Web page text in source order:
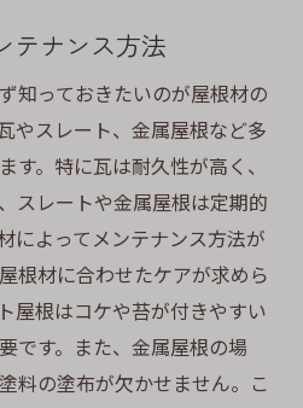
性が価格に与える影響
のコスト比較
ションの影響
に及ぼす変動
のために知っておくべき施
確認事項
性と方法
意点とコツ
テナンス方法
知っておきたいのが屋根材の
やスレート、金属屋根など多
す。特に瓦は耐久性が高く、
スレートや金属屋根は定期的
によってメンテナンス方法が
根材に合わせたケアが求めら
屋根はコケや苔が付きやすい
です。また、金属屋根の場
料の塗布が欠かせません。こ